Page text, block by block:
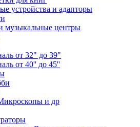
устройства и адапторы
музыкальные центры
от 32" до 39"
от 40'' до 45''
и др